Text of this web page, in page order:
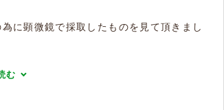
に顕微鏡で採取したものを見て頂きまし
む